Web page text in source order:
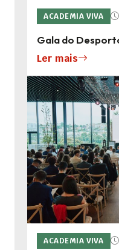
ACADEMIA VIVA
Gala do
Ler mais
ACADEMIA VIVA